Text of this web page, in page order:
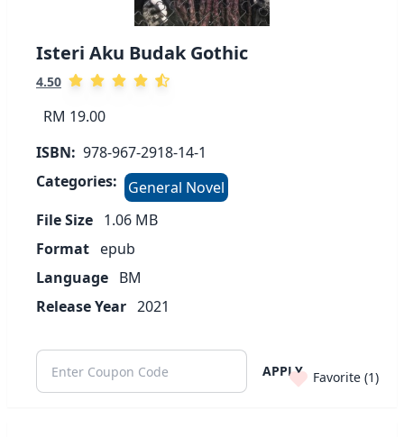
Isteri Aku Budak Gothic
4.50
RM 19.00
ISBN: 978-967-2918-14-1
Categories:
General Novel
File Size 1.06 MB
Format epub
Language BM
Release Year 2021
APPLY Favorite (1)